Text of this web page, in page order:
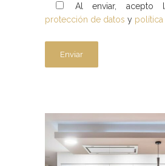
Al enviar, acepto
protección de datos y política